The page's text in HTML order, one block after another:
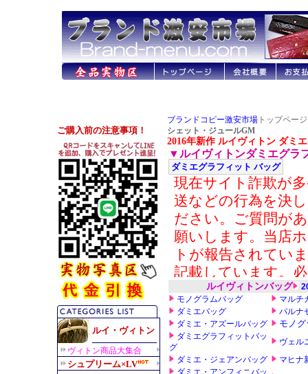
ブランドコピー激安市場 トップペー
シェット・ジュールGM
2016年新作 ルイヴィトン ダミ
▼ルイヴィトンダミエグラ
ダミエグラフィット バッグ